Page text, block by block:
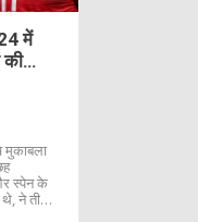
में
की
स्पेन के
ने तीन-